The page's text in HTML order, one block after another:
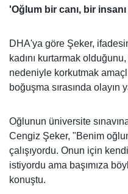
'Oğlum bir canı, bir
DHA'ya göre Şeker,
kadını kurtarmak
nedeniyle korkutmak amaçlı
boğuşma sırasında olayın
Oğlunun üniversite
Cengiz Şeker, "Benim
çalışıyordu. Onun için
istiyordu ama başımıza
konuştu.